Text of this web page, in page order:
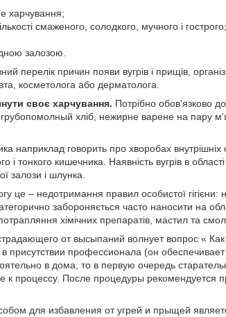
харчування;
смаженого, солодкого, мучного і гострого;
залозою.
перелік причин появи вугрів і прищів,
косметолога або дерматолога.
своє харчування. Потрібно обов'язково
хліб, нежирне варене на пару
наприклад говорить про хворобах внутрішніх
і тонкого кишечника. Наявність вугрів в
залози і шлунка.
це – недотримання правил особистої гігієни:
забороняється часто наносити на
хімічних препаратів, мастил та
от высыпаний волнует вопрос «
в присутствии профессионала (он
в дома, то в первую очередь
к процессу. После процедуры
для избавления от угрей и прыщей